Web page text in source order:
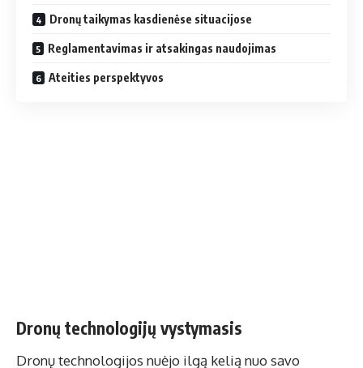
Dronų taikymas kasdienėse situacijose
Reglamentavimas ir atsakingas naudojimas
Ateities perspektyvos
Dronų technologijų vystymasis
Dronų technologijos nuėjo ilgą kelią nuo savo